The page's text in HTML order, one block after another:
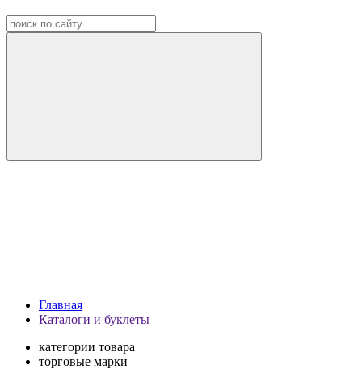
Главная
Каталоги и буклеты
категории товара
торговые марки